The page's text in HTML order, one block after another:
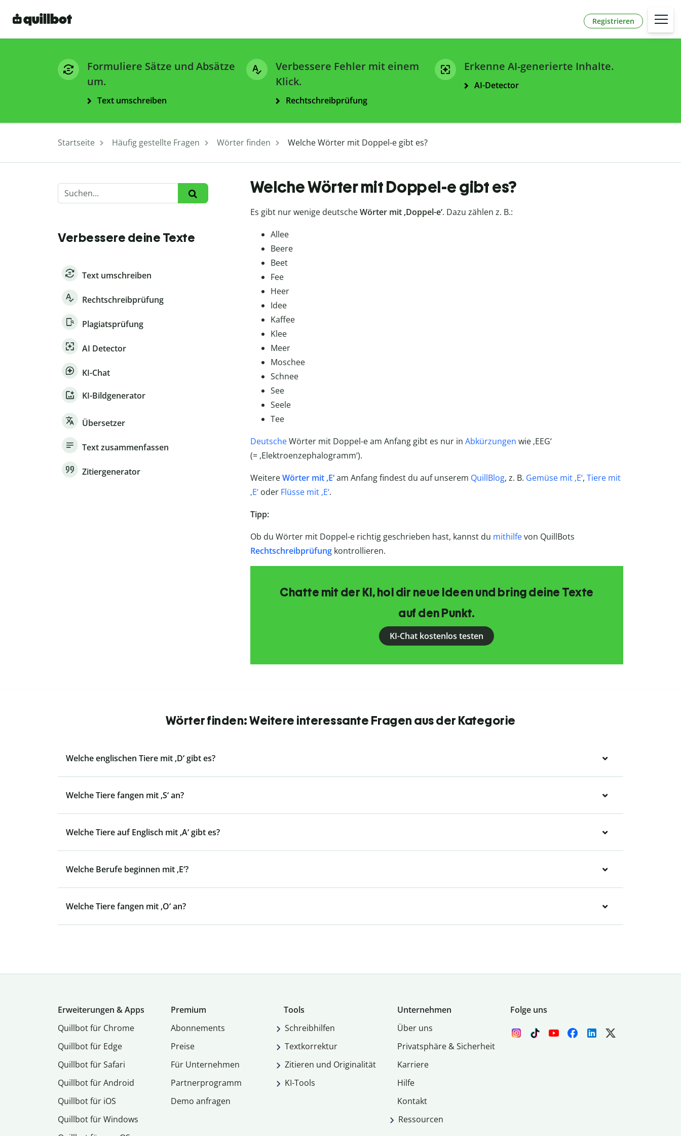
Registrieren
Formuliere Sätze und Absätze
um.
Text umschreiben
Verbessere Fehler mit einem
Klick.
Rechtschreibprüfung
Erkenne AI-generierte Inhalte.
AI-Detector
Startseite Häufig gestellte Fragen Wörter finden Welche Wörter mit Doppel-e gibt es?
Verbessere deine Texte
Text umschreiben
Rechtschreibprüfung
Plagiatsprüfung
AI Detector
KI-Chat
KI-Bildgenerator
Übersetzer
Text zusammenfassen
Zitiergenerator
Welche Wörter mit Doppel-e gibt es?
Es gibt nur wenige deutscheWörter mit ‚Doppel-e‘. Dazu zählen z. B.:
Allee
Beere
Beet
Fee
Heer
Idee
Kaffee
Klee
Meer
Moschee
Schnee
See
Seele
Tee
DeutscheWörter mit Doppel-e am Anfang gibt es nur in Abkürzungen wie ‚EEG‘
(= ‚Elektroenzephalogramm‘).
WeitereWörter mit ‚E‘am Anfang findest du auf unserem QuillBlog, z. B. Gemüse mit ‚E‘, Tiere mit
‚E‘oder Flüsse mit ‚E‘.
Tipp:
Ob du Wörter mit Doppel-e richtig geschrieben hast, kannst du mithilfevon QuillBots
Rechtschreibprüfungkontrollieren.
Chatte mit der KI, hol dir neue Ideen und bring deine Texte
auf den Punkt.
KI-Chat kostenlos testen
Wörter finden: Weitere interessante Fragen aus der Kategorie
Welche englischen Tiere mit ‚D‘ gibt es?
Welche Tiere fangen mit ‚S‘ an?
Welche Tiere auf Englisch mit ‚A‘ gibt es?
Welche Berufe beginnen mit ‚E‘?
Welche Tiere fangen mit ‚O‘ an?
Erweiterungen & Apps
Quillbot für Chrome
Quillbot für Edge
Quillbot für Safari
Quillbot für Android
Quillbot für iOS
Quillbot für Windows
Premium
Abon­ne­ments
Preise
Für Unternehmen
Partnerprogramm
Demo anfragen
Tools
Schreibhilfen
Textkorrektur
Zitieren und Originalität
KI-Tools
Unternehmen
Über uns
Privatsphäre & Sicherheit
Karriere
Hilfe
Kontakt
Ressourcen
Folge uns